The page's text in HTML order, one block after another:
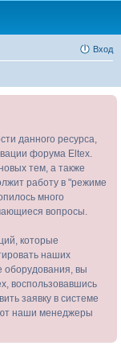
Вход
данного ресурса,
форума Eltex.
тем, а также
работу в "режиме
много
вопросы.
которые
наших
оборудования, вы
воспользовавшись
заявку в системе
наши менеджеры